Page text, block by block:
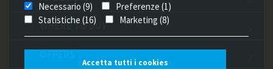
Necessario (9)
Preferenze (1)
Statistiche (16)
Marketing (8)
Accetta tutti i cookies
WHERE TO BUY
OFFERS